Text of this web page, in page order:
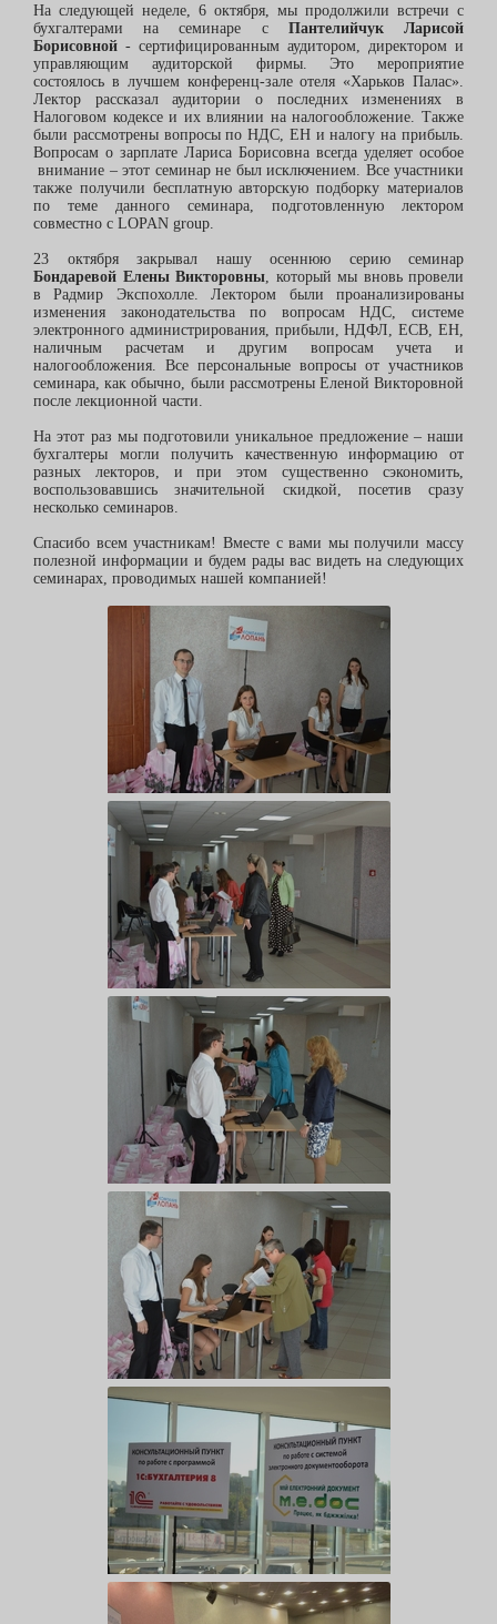
На следующей неделе, 6 октября, мы продолжили встречи с
бухгалтерами на семинаре с Пантелийчук Ларисой
Борисовной - сертифицированным аудитором, директором и
управляющим аудиторской фирмы. Это мероприятие
состоялось в лучшем конференц-зале отеля «Харьков Палас».
Лектор рассказал аудитории о последних изменениях в
Налоговом кодексе и их влиянии на налогообложение. Также
были рассмотрены вопросы по НДС, ЕН и налогу на прибыль.
Вопросам о зарплате Лариса Борисовна всегда уделяет особое
внимание – этот семинар не был исключением. Все участники
также получили бесплатную авторскую подборку материалов
по теме данного семинара, подготовленную лектором
совместно с LOPAN group.
23 октября закрывал нашу осеннюю серию семинар
Бондаревой Елены Викторовны , который мы вновь провели
в Радмир Экспохолле. Лектором были проанализированы
изменения законодательства по вопросам НДС, системе
электронного администрирования, прибыли, НДФЛ, ЕСВ, ЕН,
наличным расчетам и другим вопросам учета и
налогообложения. Все персональные вопросы от участников
семинара, как обычно, были рассмотрены Еленой Викторовной
после лекционной части.
На этот раз мы подготовили уникальное предложение – наши
бухгалтеры могли получить качественную информацию от
разных лекторов, и при этом существенно сэкономить,
воспользовавшись значительной скидкой, посетив сразу
несколько семинаров.
Спасибо всем участникам! Вместе с вами мы получили массу
полезной информации и будем рады вас видеть на следующих
семинарах, проводимых нашей компанией!